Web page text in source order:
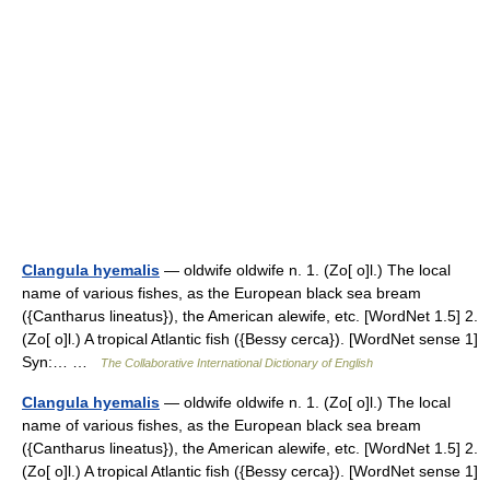
Clangula hyemalis — oldwife oldwife n. 1. (Zo[ o]l.) The local
name of various fishes, as the European black sea bream
({Cantharus lineatus}), the American alewife, etc. [WordNet 1.5] 2.
(Zo[ o]l.) A tropical Atlantic fish ({Bessy cerca}). [WordNet sense 1]
Syn:… …
The Collaborative International Dictionary of English
Clangula hyemalis — oldwife oldwife n. 1. (Zo[ o]l.) The local
name of various fishes, as the European black sea bream
({Cantharus lineatus}), the American alewife, etc. [WordNet 1.5] 2.
(Zo[ o]l.) A tropical Atlantic fish ({Bessy cerca}). [WordNet sense 1]